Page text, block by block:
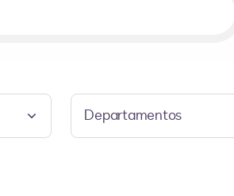
Departamentos